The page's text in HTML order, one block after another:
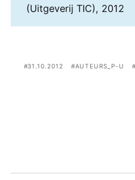
(Uitgeverij TIC), 2012
31.10.2012 AUTEURS_P-U